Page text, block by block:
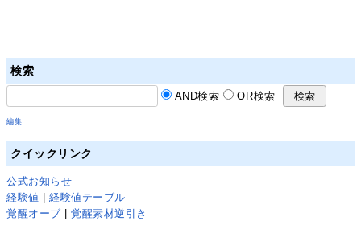
検索
AND検索 OR検索
編集
クイックリンク
公式お知らせ
経験値 |経験値テーブル
覚醒オーブ |覚醒素材逆引き